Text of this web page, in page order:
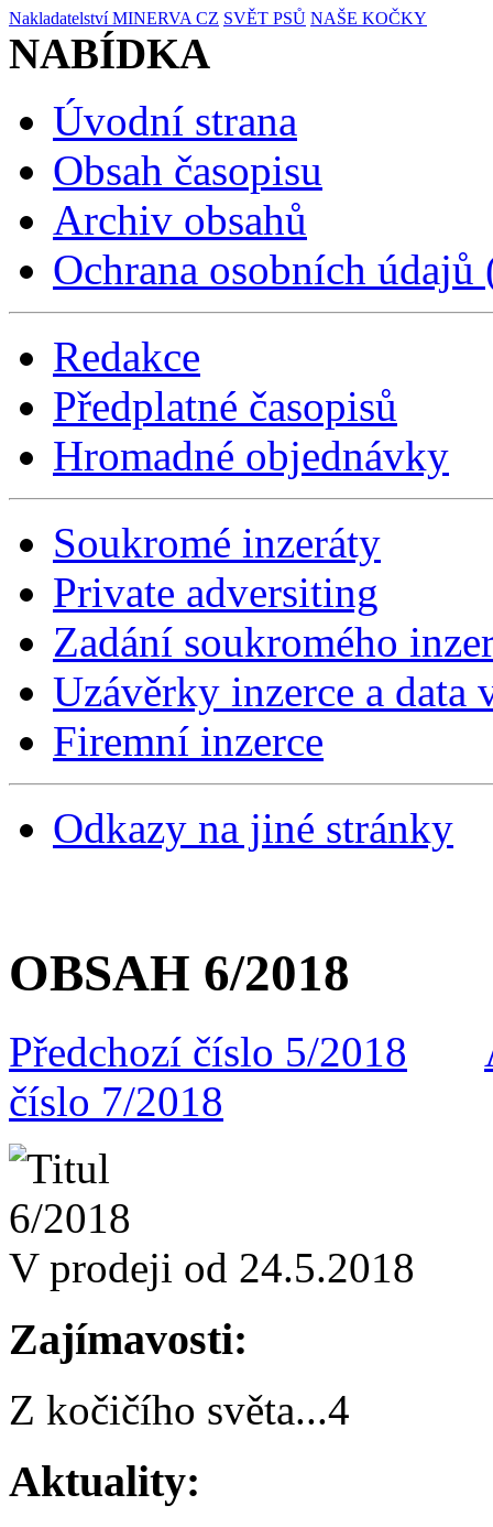
Nakladatelství MINERVA CZ SVĚT PSŮ NAŠE KOČKY
NABÍDKA
Úvodní strana
Obsah časopisu
Archiv obsahů
Ochrana osobních údajů
Redakce
Předplatné časopisů
Hromadné objednávky
Soukromé inzeráty
Private adversiting
Zadání soukromého
Uzávěrky inzerce a data
Firemní inzerce
Odkazy na jiné stránky
OBSAH 6/2018
Předchozí číslo 5/2018
číslo 7/2018
V prodeji od 24.5.2018
Zajímavosti:
Z kočičího světa...4
Aktuality: